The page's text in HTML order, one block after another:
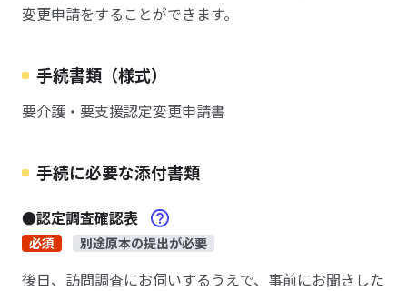
変更申請をすることができます。
手続書類（様式）
要介護・要支援認定変更申請書
手続に必要な添付書類
●認定調査確認表
必須 別途原本の提出が必要
後日、訪問調査にお伺いするうえで、事前にお聞きした